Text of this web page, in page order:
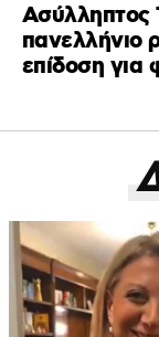
Ασύλληπτος
πανελλήνιο
επίδοση για